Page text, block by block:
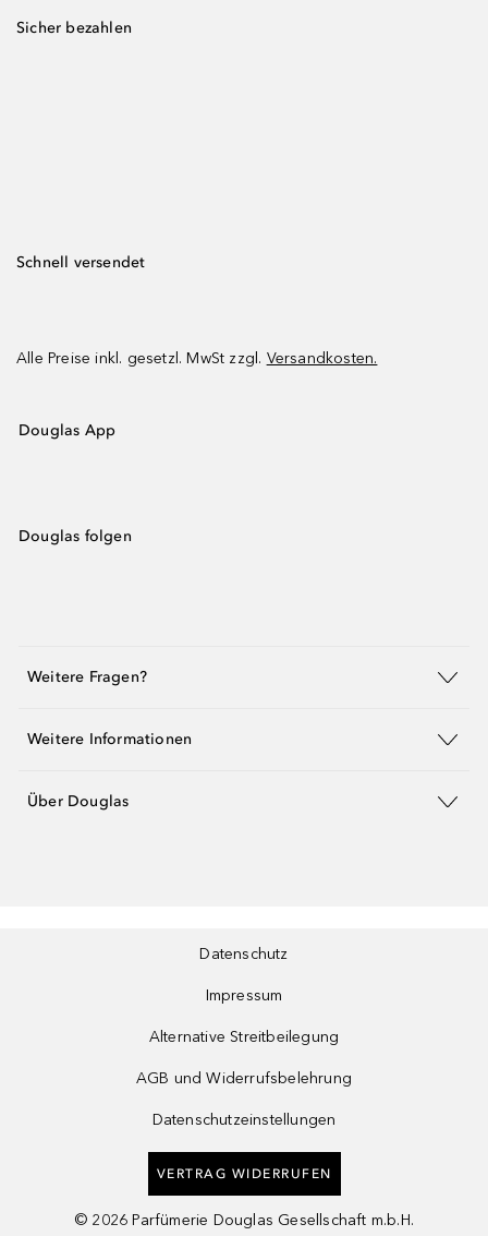
Sicher bezahlen
Schnell versendet
Alle Preise inkl. gesetzl. MwSt zzgl. Versandkosten.
Douglas App
Douglas folgen
Weitere Fragen?
Weitere Informationen
Über Douglas
Datenschutz
Impressum
Alternative Streitbeilegung
AGB und Widerrufsbelehrung
Datenschutzeinstellungen
VERTRAG WIDERRUFEN
© 2026 Parfümerie Douglas Gesellschaft m.b.H.